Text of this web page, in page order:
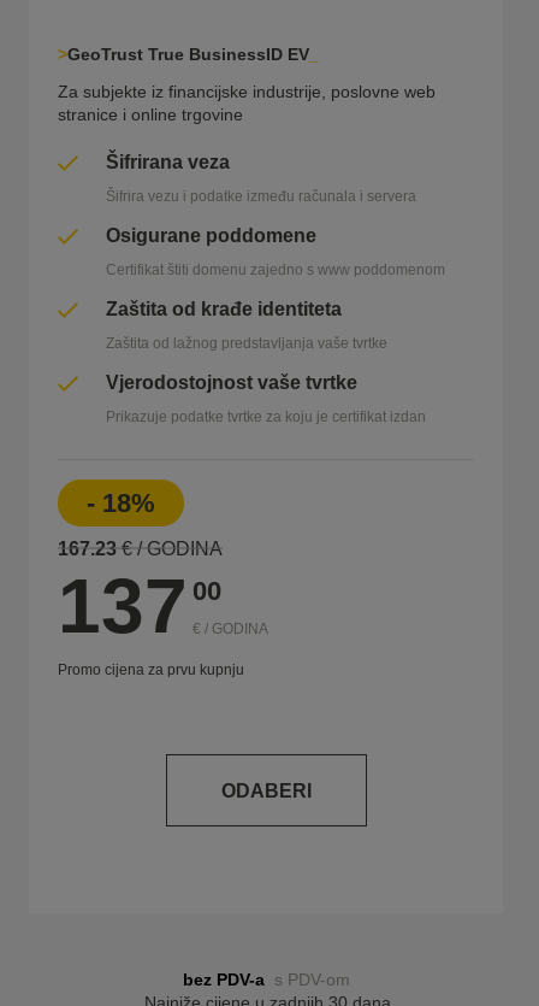
GeoTrust True BusinessID EV
Za subjekte iz financijske industrije, poslovne web
stranice i online trgovine
Šifrirana veza
Šifrira vezu i podatke između računala i servera
Osigurane poddomene
Certifikat štiti domenu zajedno s www poddomenom
Zaštita od krađe identiteta
Zaštita od lažnog predstavljanja vaše tvrtke
Vjerodostojnost vaše tvrtke
Prikazuje podatke tvrtke za koju je certifikat izdan
167.23 € / GODINA
- 18%
137 00
€ / GODINA
Promo cijena za prvu kupnju
ODABERI
bez PDV-a s PDV-om